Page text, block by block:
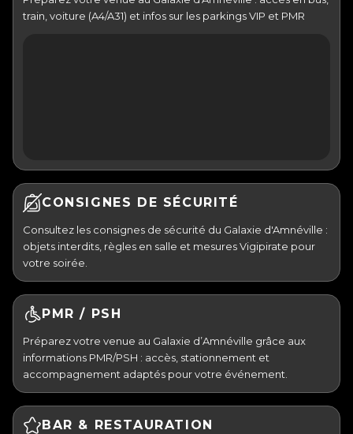
train, voiture (A4/A31) et infos sur les parkings VIP et PMR
CONSIGNES DE SÉCURITÉ
Consultez les consignes de sécurité du Galaxie d'Amnéville :
objets interdits, règles en salle et mesures Vigipirate pour
votre soirée.
PMR / PSH
Préparez votre venue au Galaxie d’Amnéville grâce aux
informations PMR/PSH : accès, stationnement et
accompagnement adaptés pour votre événement.
BAR & RESTAURATION